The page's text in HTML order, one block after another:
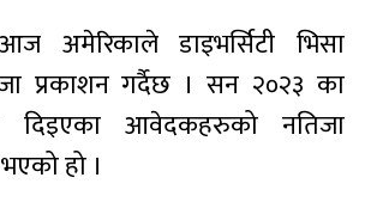
अमेरिकाले डाइभर्सिटी भिसा
प्रकाशन गर्दैछ । सन २०२३ का
आवेदकहरुको नतिजा
हो ।